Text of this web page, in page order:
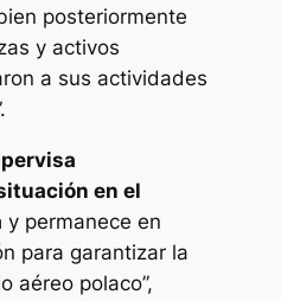
posteriormente
y activos
a sus actividades
en el
y permanece en
para garantizar la
aéreo polaco”,